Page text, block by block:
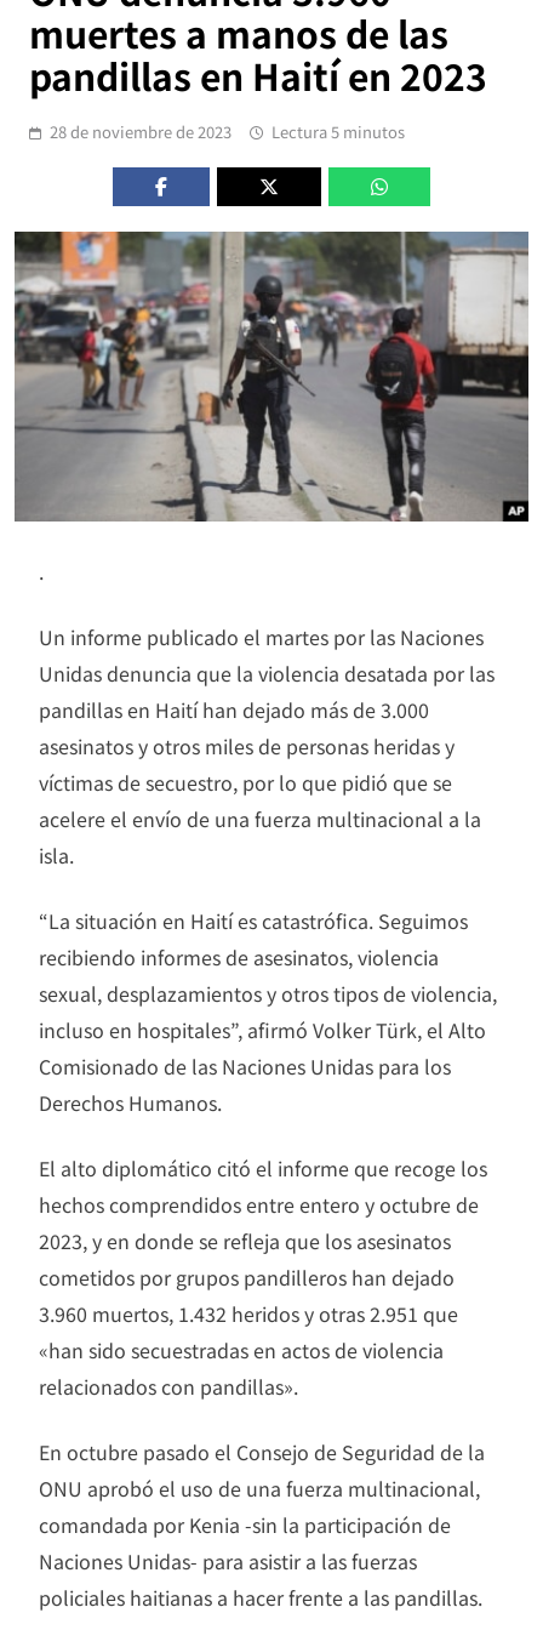
muertes a manos de las
pandillas en Haití en 2023
28 de noviembre de 2023 Lectura 5 minutos
.
Un informe publicado el martes por las Naciones
Unidas denuncia que la violencia desatada por las
pandillas en Haití han dejado más de 3.000
asesinatos y otros miles de personas heridas y
víctimas de secuestro, por lo que pidió que se
acelere el envío de una fuerza multinacional a la
isla.
“La situación en Haití es catastrófica. Seguimos
recibiendo informes de asesinatos, violencia
sexual, desplazamientos y otros tipos de violencia,
incluso en hospitales”, afirmó Volker Türk, el Alto
Comisionado de las Naciones Unidas para los
Derechos Humanos.
El alto diplomático citó el informe que recoge los
hechos comprendidos entre entero y octubre de
2023, y en donde se refleja que los asesinatos
cometidos por grupos pandilleros han dejado
3.960 muertos, 1.432 heridos y otras 2.951 que
«han sido secuestradas en actos de violencia
relacionados con pandillas».
En octubre pasado el Consejo de Seguridad de la
ONU aprobó el uso de una fuerza multinacional,
comandada por Kenia -sin la participación de
Naciones Unidas- para asistir a las fuerzas
policiales haitianas a hacer frente a las pandillas.